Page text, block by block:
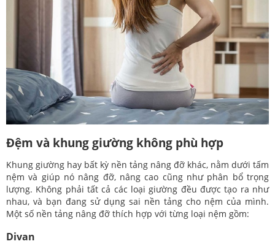
Đệm và khung giường không phù hợp
Khung giường hay bất kỳ nền tảng nâng đỡ khác, nằm dưới tấm
nệm và giúp nó nâng đỡ, nâng cao cũng như phân bổ trọng
lượng. Không phải tất cả các loại giường đều được tạo ra như
nhau, và bạn đang sử dụng sai nền tảng cho nệm của mình.
Một số nền tảng nâng đỡ thích hợp với từng loại nệm gồm:
Divan